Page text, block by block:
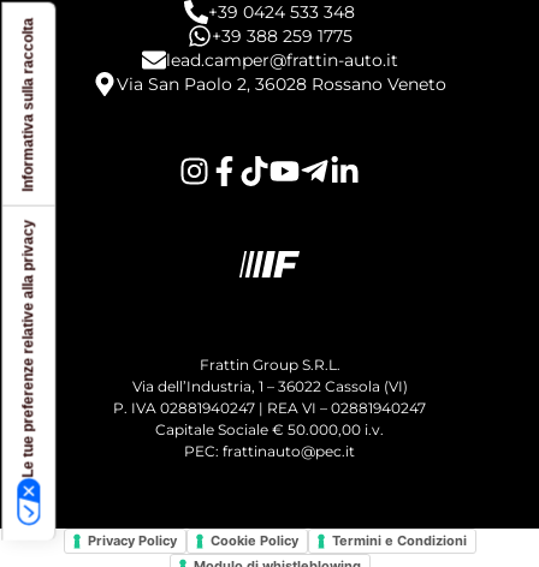
+39 0424 533 348
+39 388 259 1775
lead.camper@frattin-auto.it
Via San Paolo 2, 36028 Rossano Veneto
Frattin Group S.R.L.
Via dell’Industria, 1 – 36022 Cassola (VI)
P. IVA 02881940247 | REA VI – 02881940247
Capitale Sociale € 50.000,00 i.v.
PEC: frattinauto@pec.it
Privacy Policy Cookie Policy
Termini e Condizioni
Le tue preferenze relative alla privacy
Informativa sulla raccolta